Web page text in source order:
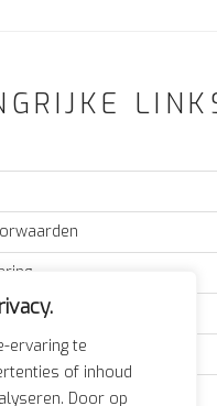
ervaring te
of inhoud
Door op